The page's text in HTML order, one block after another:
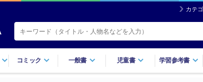
カテ
コミック 一般書 児童書 学習参考書